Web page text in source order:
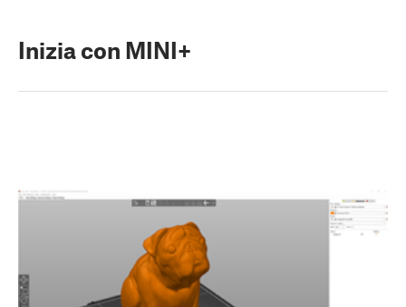
Inizia con MINI+